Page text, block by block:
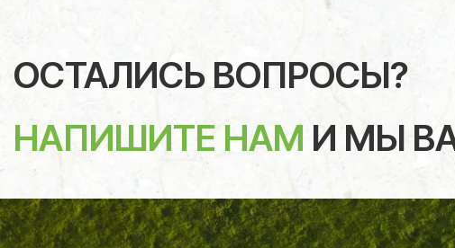
ОСТАЛИСЬ ВОПРОСЫ?
НАПИШИТЕ НАМ И МЫ